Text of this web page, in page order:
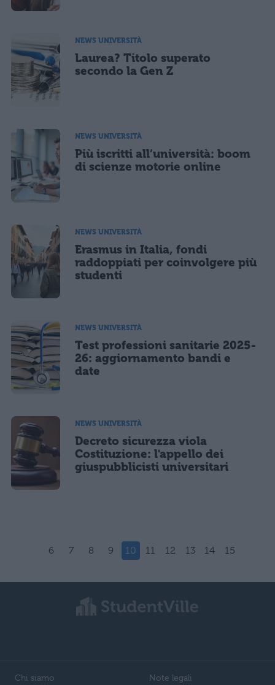
NEWS UNIVERSITÀ
Laurea? Titolo superato
secondo la Gen Z
NEWS UNIVERSITÀ
Più iscritti all’università: boom
di scienze motorie online
NEWS UNIVERSITÀ
Erasmus in Italia, fondi
raddoppiati per coinvolgere più
studenti
NEWS UNIVERSITÀ
Test professioni sanitarie 2025-
26: aggiornamento bandi e
date
NEWS UNIVERSITÀ
Decreto sicurezza viola
Costituzione: l'appello dei
giuspubblicisti universitari
6 7 8 9 10 11 12 13 14 15
Chi siamo Note legali